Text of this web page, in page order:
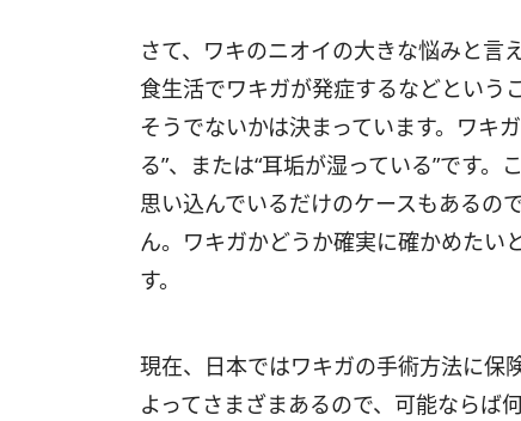
さて、ワキのニオイの大きな悩みと言
食生活でワキガが発症するなどという
そうでないかは決まっています。ワキ
る”、または“耳垢が湿っている”です
思い込んでいるだけのケースもあるの
ん。ワキガかどうか確実に確かめたい
す。
現在、日本ではワキガの手術方法に保
よってさまざまあるので、可能ならば